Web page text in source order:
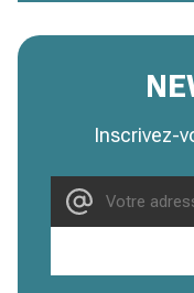
Inscrivez-